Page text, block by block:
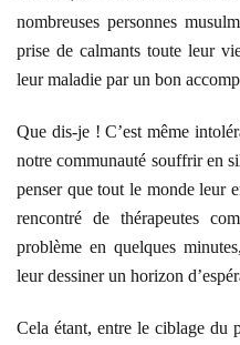
nombreuses personnes
prise de calmants toute leur
leur maladie par un bon
Que dis-je ! C’est même
notre communauté souffrir en
penser que tout le monde leur
rencontré de thérapeutes
problème en quelques
leur dessiner un horizon
Cela étant, entre le ciblage du